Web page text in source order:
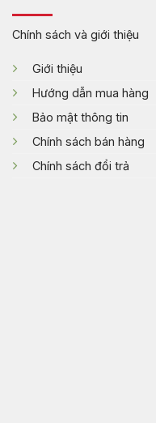
Chính sách và giới thiệu
Giới thiệu
Hướng dẫn mua hàng
Bảo mật thông tin
Chính sách bán hàng
Chính sách đổi trả